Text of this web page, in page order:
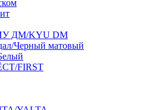
ДМ/KYU DM
Черный матовый
FIRST